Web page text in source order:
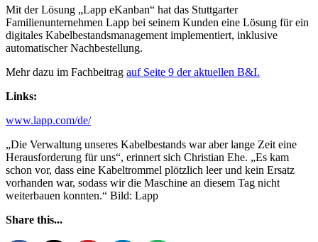
Mit der Lösung „Lapp eKanban“ hat das Stuttgarter
Familienunternehmen Lapp bei seinem Kunden eine Lösung für ein
digitales Kabelbestandsmanagement implementiert, inklusive
automatischer Nachbestellung.
Mehr dazu im Fachbeitrag auf Seite 9 der aktuellen B&I.
Links:
www.lapp.com/de/
„Die Verwaltung unseres Kabelbestands war aber lange Zeit eine
Herausforderung für uns“, erinnert sich Christian Ehe. „Es kam
schon vor, dass eine Kabeltrommel plötzlich leer und kein Ersatz
vorhanden war, sodass wir die Maschine an diesem Tag nicht
weiterbauen konnten.“ Bild: Lapp
Share this...